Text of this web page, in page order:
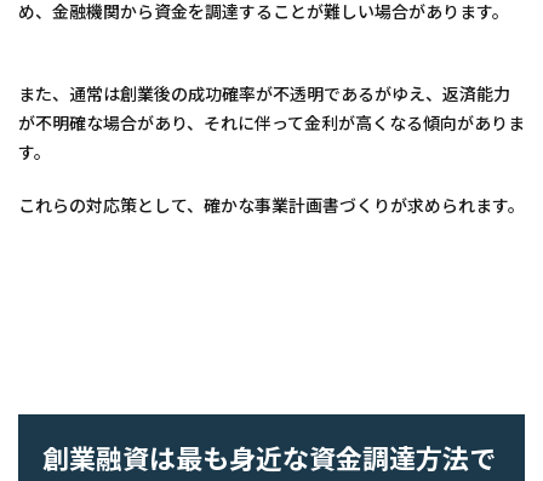
め、金融機関から資金を調達することが難しい場合があります。
また、通常は創業後の成功確率が不透明であるがゆえ、返済能力
が不明確な場合があり、それに伴って金利が高くなる傾向がありま
す。
これらの対応策として、確かな事業計画書づくりが求められます。
創業融資は最も身近な資金調達方法で